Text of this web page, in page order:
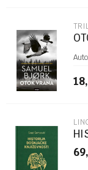
POŠALJI